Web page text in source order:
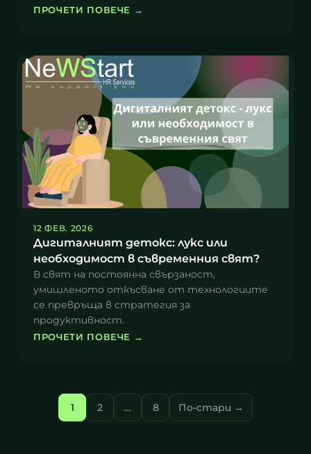
ПРОЧЕТИ ПОВЕЧЕ →
12 ФЕВ. 2026
Дигиталният детокс: лукс или
необходимост в съвременния свят?
В свят на постоянна свързаност,
умишленото откъсване от технологиите
се превръща в стратегия за
продуктивност.
ПРОЧЕТИ ПОВЕЧЕ →
Разделяне на
1 2 … 8 По-стари →